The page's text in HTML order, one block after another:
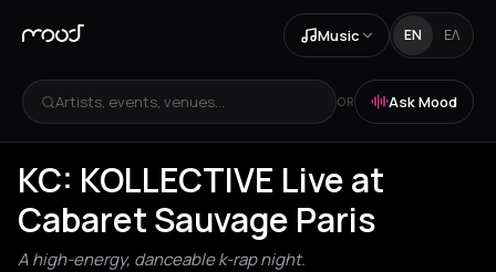
Music EN ΕΛ
Artists, events, venues... OR Ask Mood
KC: KOLLECTIVE Live at
Cabaret Sauvage Paris
A high-energy, danceable k-rap night.